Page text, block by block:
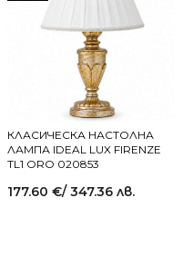
КЛАСИЧЕСКА НАСТОЛНА
ЛАМПА IDEAL LUX FIRENZE
TL1 ORO 020853
177.60 €/ 347.36 лв.